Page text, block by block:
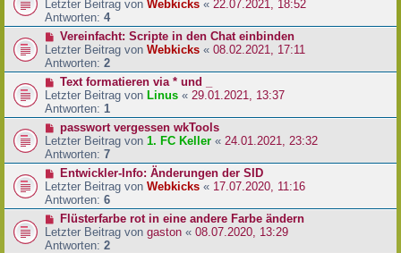
Letzter Beitrag von Webkicks « 22.07.2021, 18:52
Antworten: 4
Vereinfacht: Scripte in den Chat einbinden
Letzter Beitrag von Webkicks « 08.02.2021, 17:11
Antworten: 2
Text formatieren via * und _
Letzter Beitrag von Linus « 29.01.2021, 13:37
Antworten: 1
passwort vergessen wkTools
Letzter Beitrag von 1. FC Keller « 24.01.2021, 23:32
Antworten: 7
Entwickler-Info: Änderungen der SID
Letzter Beitrag von Webkicks « 17.07.2020, 11:16
Antworten: 6
Flüsterfarbe rot in eine andere Farbe ändern
Letzter Beitrag von gaston « 08.07.2020, 13:29
Antworten: 2